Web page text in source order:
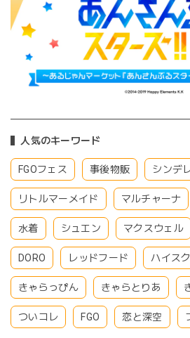
人気のキーワード
FGOフェス 事後物販 シンデ
リトルマーメイド マルチャーナ
水着 シュエン マクスウェル
DORO レッドフード ハイス
きゃらっぴん きゃらとりあ
ついコレ FGO 恋と深空